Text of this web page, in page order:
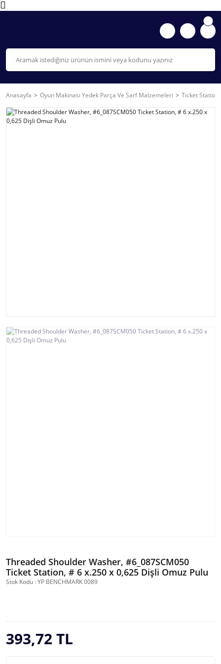
Anasayfa Oyun Makinası Yedek Parça Ve Sarf Malzemeleri Ticket
Threaded Shoulder Washer, #6_087SCM050
Ticket Station, # 6 x.250 x 0,625 Dişli Omuz Pulu
Stok Kodu : YP BENCHMARK 0089
393,72 TL